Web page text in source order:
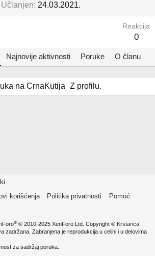
Učlanjen 24.03.2021.
Reakcija
0
Najnovije aktivnosti Poruke O članu
na CrnaKutija_Z profilu.
korišćenja Politika privatnosti
Pomoć
® © 2010-2025 XenForo Ltd. Copyright © Krstarica
zadržana. Zabranjena je reprodukcija u celini i u delovima
za sadržaj poruka.